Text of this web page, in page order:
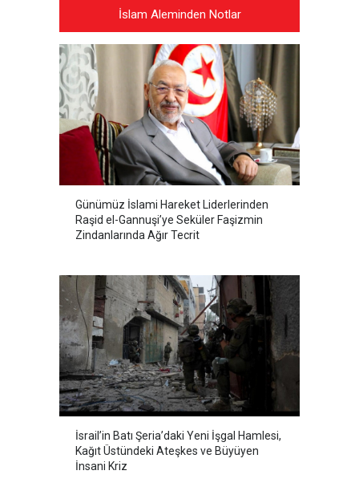
İslam Aleminden Notlar
Günümüz İslami Hareket Liderlerinden
Raşid el-Gannuşi’ye Seküler Faşizmin
Zindanlarında Ağır Tecrit
İsrail’in Batı Şeria’daki Yeni İşgal Hamlesi,
Kağıt Üstündeki Ateşkes ve Büyüyen
İnsani Kriz